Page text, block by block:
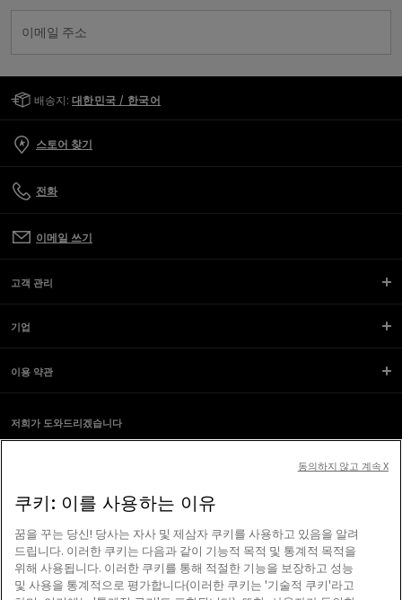
이메일 주소
배송지: 대한민국 / 한국어
스토어 찾기
전화
이메일 쓰기
고객 관리
기업
이용 약관
저희가 도와드리겠습니다
스크린 리더를 사용하는 도중 문제가 생겼나요?
베니스에서 사랑을 담아 제작
골든구스 SpA ©2026 - All Rights Reserved.자세한 정보
쿠키: 이를 사용하는 이유
꿈을 꾸는 당신! 당사는 자사 및 제삼자 쿠키를 사용하고 있음을 알려
드립니다. 이러한 쿠키는 다음과 같이 기능적 목적 및 통계적 목적을
위해 사용됩니다. 이러한 쿠키를 통해 적절한 기능을 보장하고 성능
및 사용을 통계적으로 평가합니다(이러한 쿠키는 '기술적 쿠키'라고
동의하지 않고 계속 X